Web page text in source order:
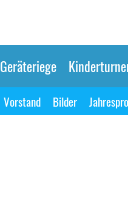
Geräteriege
Vorstand Bilder